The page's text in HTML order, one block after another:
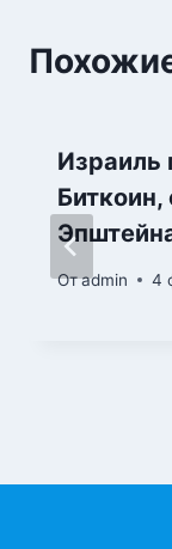
Израиль
Биткоин,
Отadmin 4